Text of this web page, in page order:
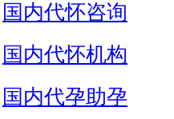
国内代怀咨询
国内代怀机构
国内代孕助孕